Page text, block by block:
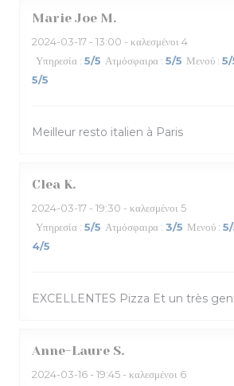
Marie Joe M
2024-03-17 - 13:00 - καλεσμένοι 4
Υπηρεσία : 5/5 Ατμόσφαιρα : 5/5 Μενού : 5/
5/5
Meilleur resto italien à Paris
Clea K
2024-03-17 - 19:30 - καλεσμένοι 5
Υπηρεσία : 5/5 Ατμόσφαιρα : 3/5 Μενού : 5
4/5
EXCELLENTES Pizza Et un très
Anne-Laure S
2024-03-16 - 19:45 - καλεσμένοι 6